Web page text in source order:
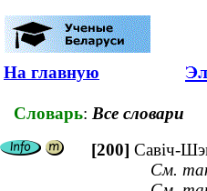
На главную
Словарь: Все словари
[200] Савіч-
См.